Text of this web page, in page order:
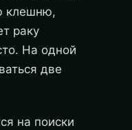
клешню,
раку
На одной
две
на поиски